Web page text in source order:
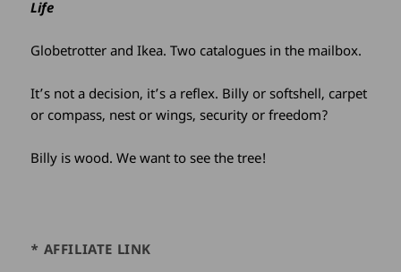
Life
Globetrotter and Ikea. Two catalogues in the mailbox.
It’s not a decision, it’s a reflex. Billy or softshell, carpet
or compass, nest or wings, security or freedom?
Billy is wood. We want to see the tree!
* AFFILIATE LINK